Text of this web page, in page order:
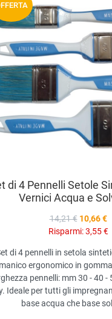
acompara prodotti
di 4 Pennelli Setole
Vernici Acqua e
14,21 € 10,66 €
Risparmi:3,55 €
di 4 pennelli in setola
manico ergonomico in
pennelli: mm 30 - 40 -
Ideale per tutti gli
base acqua che base